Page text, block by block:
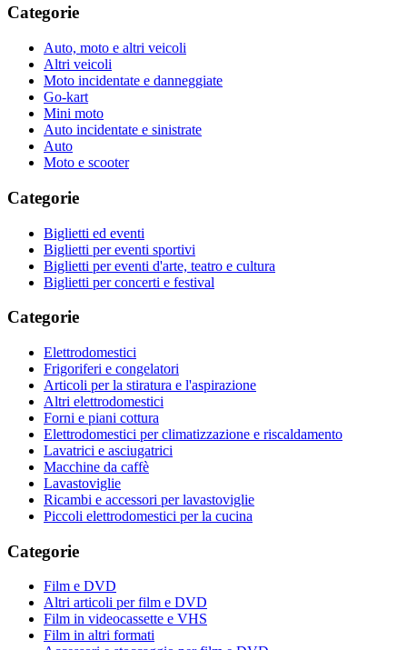
Categorie
Auto, moto e altri veicoli
Altri veicoli
Moto incidentate e danneggiate
Go-kart
Mini moto
Auto incidentate e sinistrate
Auto
Moto e scooter
Categorie
Biglietti ed eventi
Biglietti per eventi sportivi
Biglietti per eventi d'arte, teatro e cultura
Biglietti per concerti e festival
Categorie
Elettrodomestici
Frigoriferi e congelatori
Articoli per la stiratura e l'aspirazione
Altri elettrodomestici
Forni e piani cottura
Elettrodomestici per climatizzazione e riscaldamento
Lavatrici e asciugatrici
Macchine da caffè
Lavastoviglie
Ricambi e accessori per lavastoviglie
Piccoli elettrodomestici per la cucina
Categorie
Film e DVD
Altri articoli per film e DVD
Film in videocassette e VHS
Film in altri formati